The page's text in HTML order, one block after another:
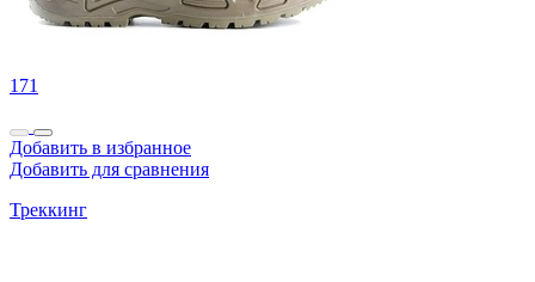
171
Добавить в избранное
Добавить для сравнения
Треккинг